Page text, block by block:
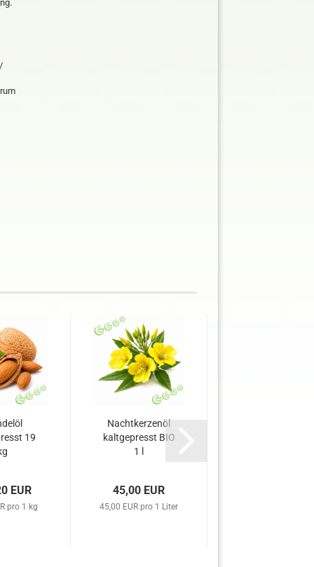
19
EUR
pro 1 kg
Nachtkerzenöl
kaltgepresst BIO
1 l
45,00 EUR
45,00 EUR pro 1 Liter